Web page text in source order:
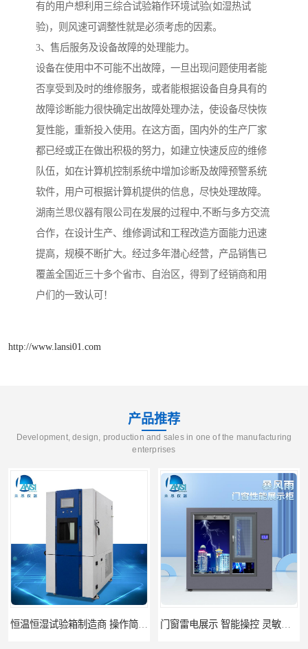
有的用户想利用三综合试验箱作环境试验(如湿热试
验)，则风速可调整性就是必须考虑的因素。
3、售后服务及设备故障的处理能力。
设备在使用中不可能不出故障，一旦出现问题使用者能
否享受到及时的维修服务，或者能根据设备自身具有的
故障诊断能力很快确定出故障处理办法，使设备尽快恢
复性能，重新投入使用。在这方面，国内外的生产厂家
都已经或正在做出积极的努力，如建立快速反应的维修
队伍，如在计算机控制系统中增加诊断及故障预警系统
软件，用户可根据计算机提供的信息，尽快处理故障。
湖南兰思仪器有限公司在发展的过程中,不断与多方交流
合作，在设计生产、维修调试和工程改造方面能力迅速
提高，规模不断扩大。经过多年潜心经营，产品销售已
覆盖全国近三十多个省市、自治区，得到了经销商和用
户们的一致认可！
http://www.lansi01.com
产品推荐
Development, design, production and sales in one of the manufacturing
enterprises
恒温恒湿试验箱制造商 操作简单 美观实用 清洁更方便 门窗雷电展示 智能操控 灵敏方便